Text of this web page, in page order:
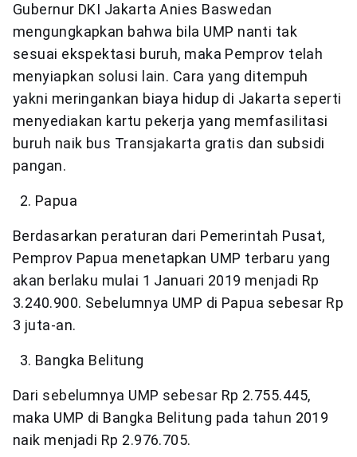
Gubernur DKI Jakarta Anies Baswedan
mengungkapkan bahwa bila UMP nanti tak
sesuai ekspektasi buruh, maka Pemprov telah
menyiapkan solusi lain. Cara yang ditempuh
yakni meringankan biaya hidup di Jakarta seperti
menyediakan kartu pekerja yang memfasilitasi
buruh naik bus Transjakarta gratis dan subsidi
pangan.
Papua
Berdasarkan peraturan dari Pemerintah Pusat,
Pemprov Papua menetapkan UMP terbaru yang
akan berlaku mulai 1 Januari 2019 menjadi Rp
3.240.900. Sebelumnya UMP di Papua sebesar Rp
3 juta-an.
Bangka Belitung
Dari sebelumnya UMP sebesar Rp 2.755.445,
maka UMP di Bangka Belitung pada tahun 2019
naik menjadi Rp 2.976.705.